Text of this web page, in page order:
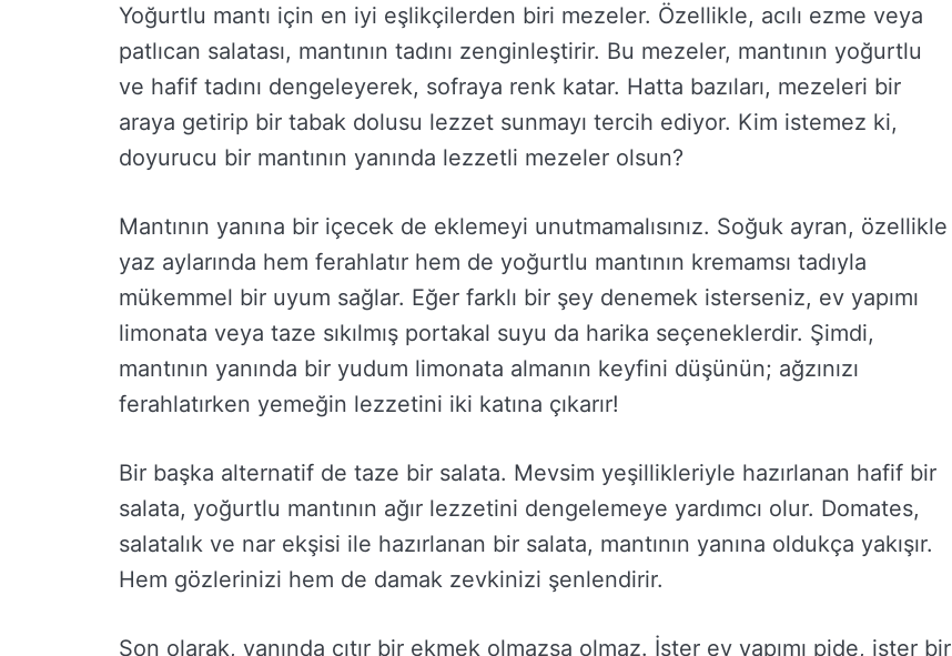
Yoğurtlu mantı için en iyi eşlikçilerden biri mezeler. Özellikle, acılı ezme veya
patlıcan salatası, mantının tadını zenginleştirir. Bu mezeler, mantının yoğurtlu
ve hafif tadını dengeleyerek, sofraya renk katar. Hatta bazıları, mezeleri bir
araya getirip bir tabak dolusu lezzet sunmayı tercih ediyor. Kim istemez ki,
doyurucu bir mantının yanında lezzetli mezeler olsun?
Mantının yanına bir içecek de eklemeyi unutmamalısınız. Soğuk ayran, özellikle
yaz aylarında hem ferahlatır hem de yoğurtlu mantının kremamsı tadıyla
mükemmel bir uyum sağlar. Eğer farklı bir şey denemek isterseniz, ev yapımı
limonata veya taze sıkılmış portakal suyu da harika seçeneklerdir. Şimdi,
mantının yanında bir yudum limonata almanın keyfini düşünün; ağzınızı
ferahlatırken yemeğin lezzetini iki katına çıkarır!
Bir başka alternatif de taze bir salata. Mevsim yeşillikleriyle hazırlanan hafif bir
salata, yoğurtlu mantının ağır lezzetini dengelemeye yardımcı olur. Domates,
salatalık ve nar ekşisi ile hazırlanan bir salata, mantının yanına oldukça yakışır.
Hem gözlerinizi hem de damak zevkinizi şenlendirir.
Son olarak, yanında çıtır bir ekmek olmazsa olmaz. İster ev yapımı pide, ister bir